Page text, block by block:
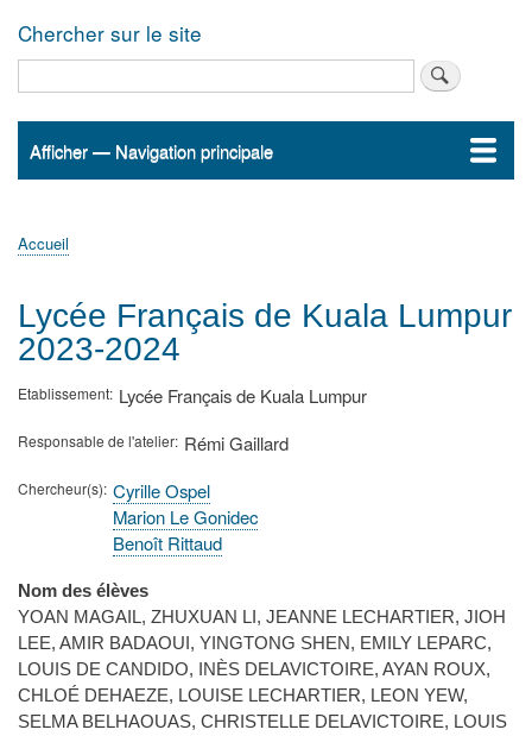
Chercher sur le site
Navigation
Afficher — Navigation principale
Accueil
ActualitésMATh.en.JEANS ?
Régions et Ateliers
Créer, gérer un atelier
Sujets/Publications
Congrès
d'Ariane
Accueil
Lycée Français de Kuala Lumpur
2023-2024
Etablissement Lycée Français de Kuala Lumpur
Responsable de l'atelier Rémi Gaillard
Chercheur(s) Cyrille Ospel
Marion Le Gonidec
Benoît Rittaud
Nom des élèves
YOAN MAGAIL, ZHUXUAN LI, JEANNE LECHARTIER, JIOH
LEE, AMIR BADAOUI, YINGTONG SHEN, EMILY LEPARC,
LOUIS DE CANDIDO, INÈS DELAVICTOIRE, AYAN ROUX,
CHLOÉ DEHAEZE, LOUISE LECHARTIER, LEON YEW,
SELMA BELHAOUAS, CHRISTELLE DELAVICTOIRE, LOUIS